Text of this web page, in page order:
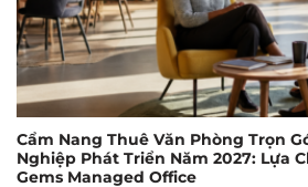
Cẩm Nang Thuê Văn Phòng Trọn
Nghiệp Phát Triển Năm 2027: Lựa
Gems Managed Office